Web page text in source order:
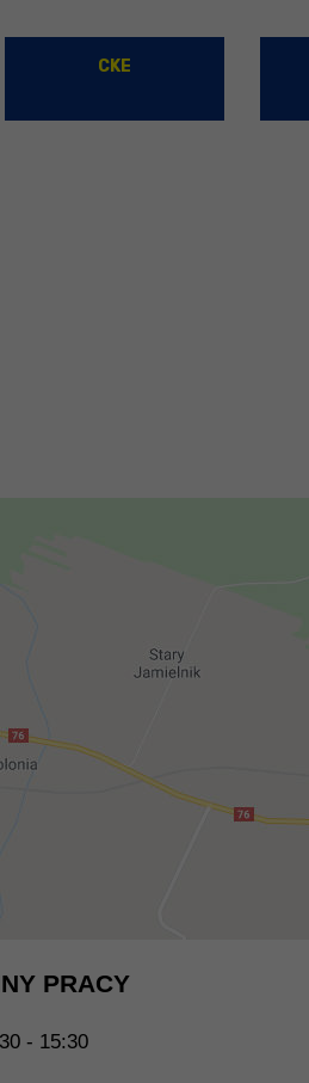
CKE
PRACY
- 15:30